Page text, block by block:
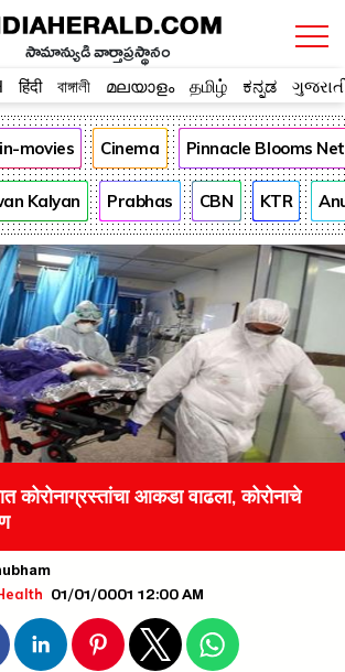
సామాన్యుడి వార్తాప్రస్థానం
हिंदी বাঙ্গালী മലയാളം தமிழ் ಕನ್ನಡ
movies Cinema Pinnacle Blooms
Kalyan Prabhas CBN KTR
कोरोनाग्रस्तांचा आकडा वाढला, कोरोनाचे
01/01/0001 12:00 AM